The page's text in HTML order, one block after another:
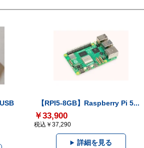
【RPI5-8GB】Raspberry Pi 5...
￥33,900
税込￥37,290
詳細を見る